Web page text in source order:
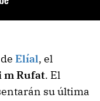
Elíal, el
m Rufat. El
su última